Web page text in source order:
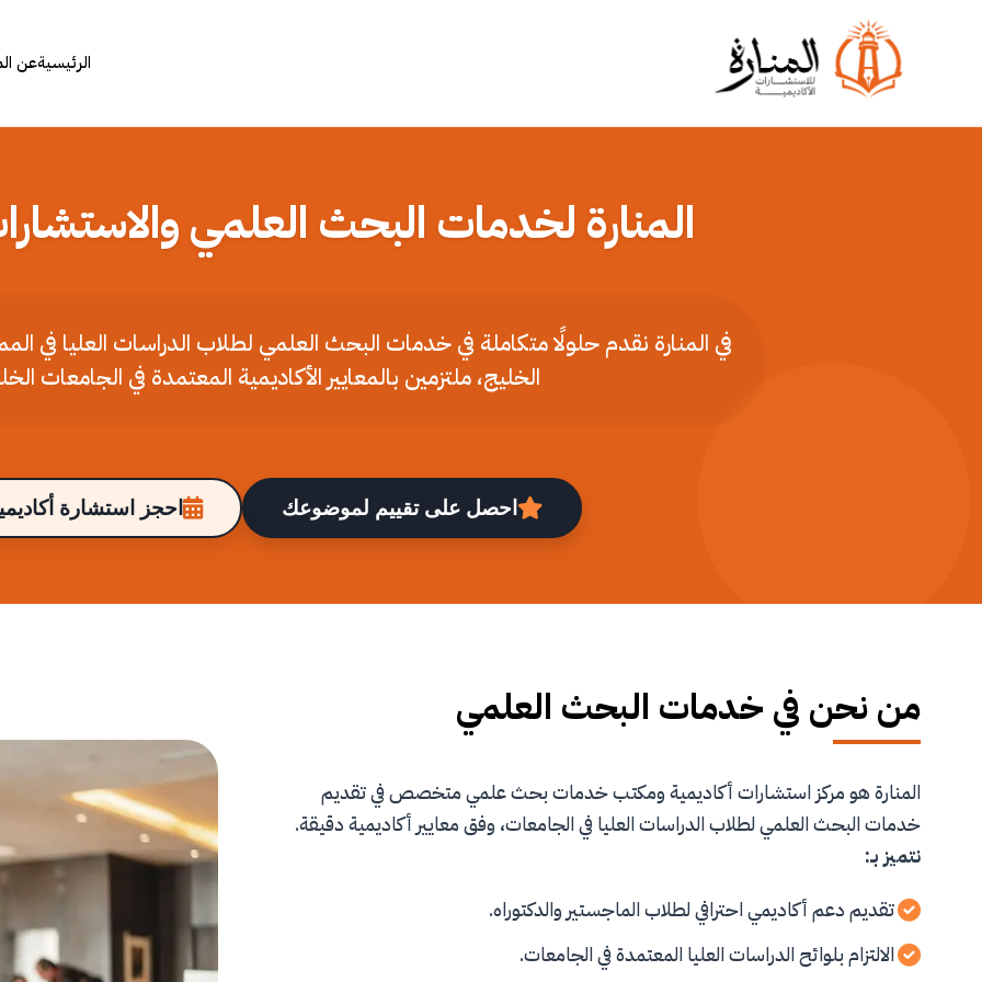
الرئيسيةعن
المنارة لخدمات البحث العلمي
في المنارة نقدم حلولًا متكاملة في خدمات البحث العلمي لطلاب الدراسات العليا في
الخليج، ملتزمين بالمعايير الأكاديمية المعتمدة في الجامعات
احصل على تقييم لموضوعك احجز استشارة
من نحن في خدمات البحث العلمي
المنارة هو مركز استشارات أكاديمية ومكتب خدمات بحث علمي متخصص في تقديم
خدمات البحث العلمي لطلاب الدراسات العليا في الجامعات، وفق معايير أكاديمية دقيقة.
نتميز بـ:
تقديم دعم أكاديمي احترافي لطلاب الماجستير والدكتوراه.
الالتزام بلوائح الدراسات العليا المعتمدة في الجامعات.